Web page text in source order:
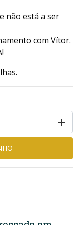
não está a ser
com Vítor.
+